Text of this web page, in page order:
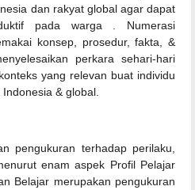
dan rakyat global agar dapat
pada warga . Numerasi
konsep, prosedur, fakta, &
perkara sehari-hari
yang relevan buat individu
& global.
pengukuran terhadap perilaku,
enam aspek Profil Pelajar
Belajar merupakan pengukuran